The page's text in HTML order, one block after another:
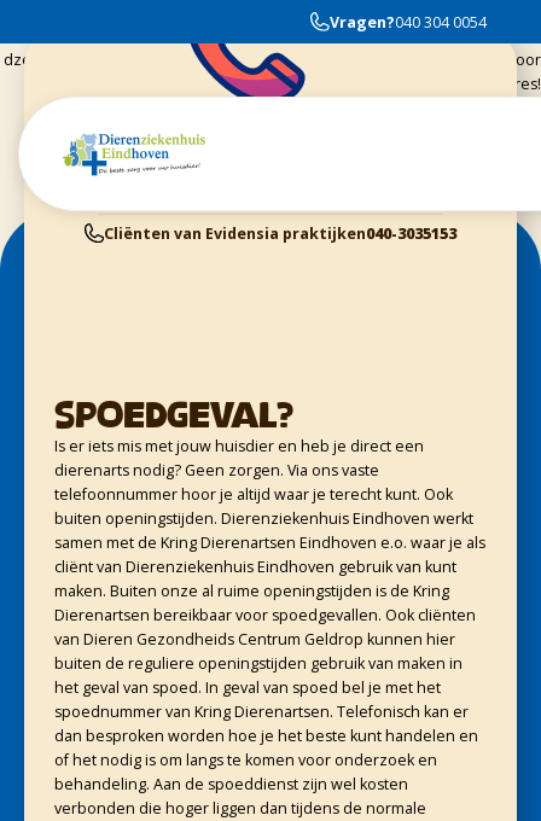
Vragen?040 304 0054
Wij zijn vaste klant, omdat onze hond nogal wat (orthopedische) problemen
heeft gehad. Ondanks dat het natuurlijk nooit leuk is gaan wij graag naar
dzeh. Er wordt met alle rust en respect omgegaan met dier en baasje, door
de dierenartsen, assistenten en stagiaires!
Dieren Gezondheids Centrum Geldrop
Cliënten van Evidensia praktijken040-3035153
Spoedgeval?
Is er iets mis met jouw huisdier en heb je direct een
dierenarts nodig? Geen zorgen. Via ons vaste
telefoonnummer hoor je altijd waar je terecht kunt. Ook
buiten openingstijden. Dierenziekenhuis Eindhoven werkt
samen met de Kring Dierenartsen Eindhoven e.o. waar je als
cliënt van Dierenziekenhuis Eindhoven gebruik van kunt
maken. Buiten onze al ruime openingstijden is de Kring
Dierenartsen bereikbaar voor spoedgevallen. Ook cliënten
van Dieren Gezondheids Centrum Geldrop kunnen hier
buiten de reguliere openingstijden gebruik van maken in
het geval van spoed. In geval van spoed bel je met het
spoednummer van Kring Dierenartsen. Telefonisch kan er
dan besproken worden hoe je het beste kunt handelen en
of het nodig is om langs te komen voor onderzoek en
behandeling. Aan de spoeddienst zijn wel kosten
verbonden die hoger liggen dan tijdens de normale